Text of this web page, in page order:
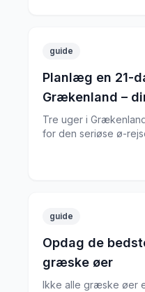
guide
Planlæg en 21-
Grækenland –
Tre uger i
for den seriøse ø-
guide
Opdag de
græske øer
Ikke alle græske øer